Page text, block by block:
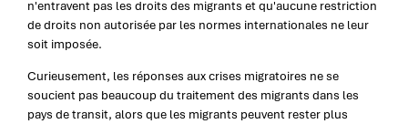
n'entravent pas les droits des migrants et qu'aucune restriction
de droits non autorisée par les normes internationales ne leur
soit imposée.
Curieusement, les réponses aux crises migratoires ne se
soucient pas beaucoup du traitement des migrants dans les
pays de transit, alors que les migrants peuvent rester plus